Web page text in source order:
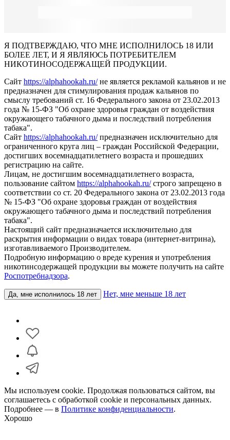
Я ПОДТВЕРЖДАЮ, ЧТО МНЕ ИСПОЛНИЛОСЬ 18 ИЛИ
БОЛЕЕ ЛЕТ, И Я ЯВЛЯЮСЬ ПОТРЕБИТЕЛЕМ
НИКОТИНОСОДЕРЖАЩЕЙ ПРОДУКЦИИ.
Сайт https://alphahookah.ru/не является рекламой кальянов и не
предназначен для стимулирования продаж кальянов по
смыслу требований ст. 16 Федерального закона от 23.02.2013
года № 15-ФЗ "Об охране здоровья граждан от воздействия
окружающего табачного дыма и последствий потребления
табака".
Сайт https://alphahookah.ru/предназначен исключительно для
ограниченного круга лиц – граждан Российской Федерации,
достигших восемнадцатилетнего возраста и прошедших
регистрацию на сайте.
Лицам, не достигшим восемнадцатилетнего возраста,
пользование сайтом https://alphahookah.ru/строго запрещено в
соответствии со ст. 20 Федерального закона от 23.02.2013 года
№ 15-ФЗ "Об охране здоровья граждан от воздействия
окружающего табачного дыма и последствий потребления
табака".
Настоящий сайт предназначается исключительно для
раскрытия информации о видах товара (интернет-витрина),
изготавливаемого Производителем.
Подробную информацию о вреде курения и употребления
никотинсодержащей продукции вы можете получить на сайте
Роспотребнадзора.
Да, мне исполнилось 18 лет Нет, мне меньше 18 лет
Мы используем cookie. Продолжая пользоваться сайтом, вы
соглашаетесь с обработкой cookie и персональных данных.
Подробнее — в Политике конфиденциальности.
Хорошо